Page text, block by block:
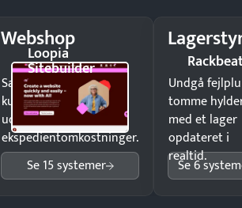
Webshop
Loopia
Sitebuilder
Sælg produkter 24/7 til
kunder i hele landet
uden
ekspedientomkostninger.
Se 15 systemer
Undgå
tomme
med et lager
opdateret i
realtid.
Se 6